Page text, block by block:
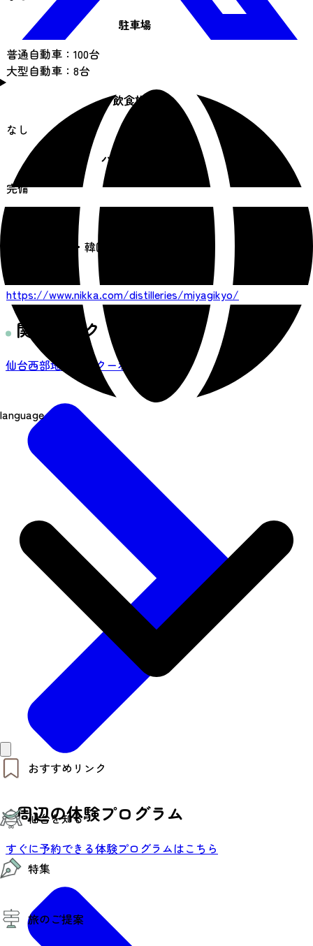
language
おすすめリンク
仙台夜時間
モデルコース
お知らせ
お得なチケット
仙台を知る
仙台の魅力
エリアガイド
仙台観光PR動画ライブラリー
仙台から行く東北周遊旅
伝統的工芸品
特集
特集
夜時間トピックス
旅のご提案
駐車場
普通自動車：100台
大型自動車：8台
飲食施設
なし
バリアフリー
完備
英語・中国語・韓国語
https://www.nikka.com/distilleries/miyagikyo/
関連リンク
仙台西部地区〇得クーポンブック
周辺の体験プログラム
すぐに予約できる体験プログラムはこちら